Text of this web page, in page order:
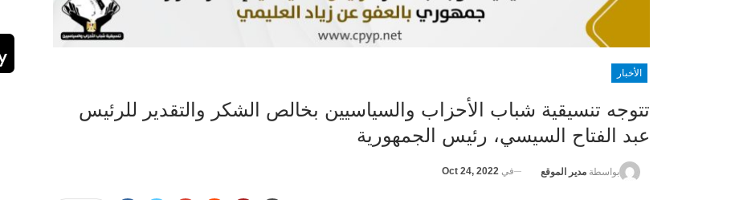
الأخبار
تتوجه تنسيقية شباب الأحزاب والسياسيين بخالص الشكر والتقدير للرئيس
عبد الفتاح السيسي، رئيس الجمهورية
بواسطة مدير الموقع في Oct 24, 2022